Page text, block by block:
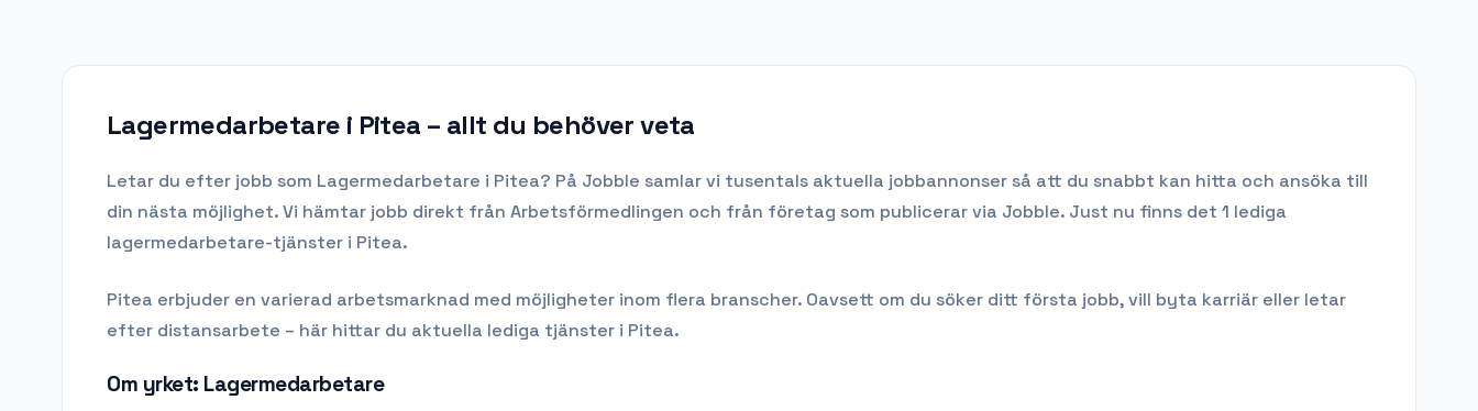
Lagermedarbetare i Pitea – allt du behöver veta
Letar du efter jobb som Lagermedarbetare i Pitea? På Jobble samlar vi tusentals aktuella jobbannonser så att du snabbt kan hitta och ansöka till
din nästa möjlighet. Vi hämtar jobb direkt från Arbetsförmedlingen och från företag som publicerar via Jobble. Just nu finns det 1 lediga
lagermedarbetare-tjänster i Pitea.
Pitea erbjuder en varierad arbetsmarknad med möjligheter inom flera branscher. Oavsett om du söker ditt första jobb, vill byta karriär eller letar
efter distansarbete – här hittar du aktuella lediga tjänster i Pitea.
Om yrket: Lagermedarbetare